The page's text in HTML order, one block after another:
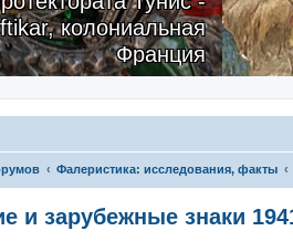
колониальная
Франция
Фалеристика: исследования, факты
и зарубежные знаки